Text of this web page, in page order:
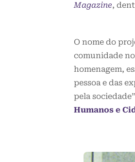
Magazine,
O nome do
comunidade
homenagem,
pessoa e das
pela
Humanos e